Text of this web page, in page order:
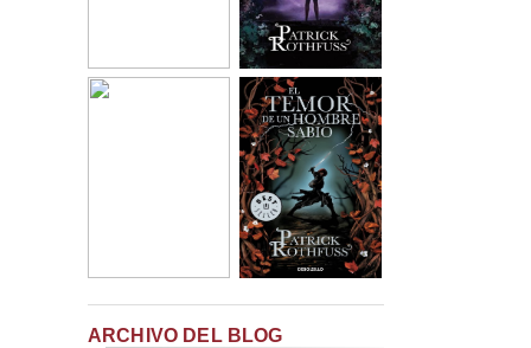
ARCHIVO DEL BLOG